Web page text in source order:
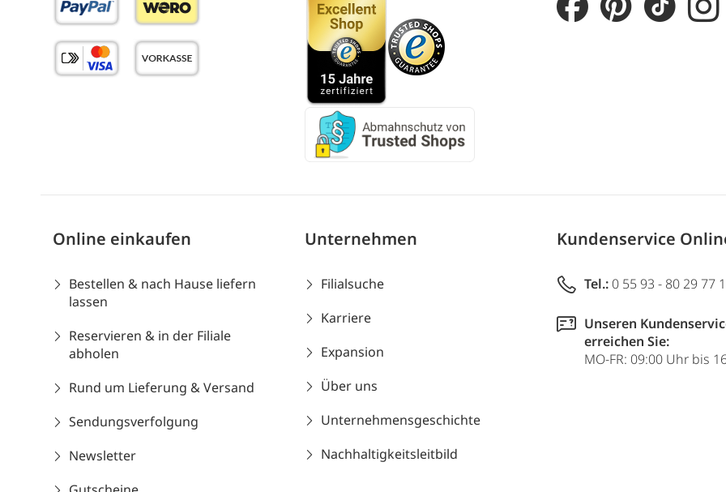
Online einkaufen
Bestellen & nach Hause liefern
lassen
Reservieren & in der Filiale
abholen
Rund um Lieferung & Versand
Sendungsverfolgung
Newsletter
Unternehmen
Filialsuche
Karriere
Expansion
Über uns
Unternehmensgeschichte
Nachhaltigkeitsleitbild
Kundenservice
Tel.: 0 55 93 - 80 29 77
Unseren
erreichen Sie:
MO-FR: 09:00 Uhr bis